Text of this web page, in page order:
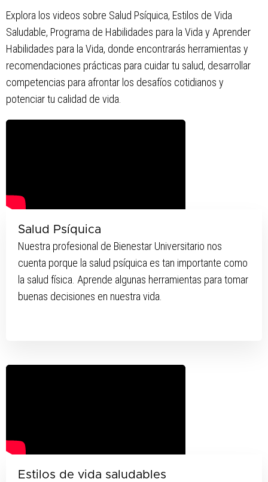
Explora los videos sobre Salud Psíquica, Estilos de Vida
Saludable, Programa de Habilidades para la Vida y Aprender
Habilidades para la Vida, donde encontrarás herramientas y
recomendaciones prácticas para cuidar tu salud, desarrollar
competencias para afrontar los desafíos cotidianos y
potenciar tu calidad de vida.
Salud Psíquica
Nuestra profesional de Bienestar Universitario nos
cuenta porque la salud psíquica es tan importante como
la salud física. Aprende algunas herramientas para tomar
buenas decisiones en nuestra vida.
Estilos de vida saludables